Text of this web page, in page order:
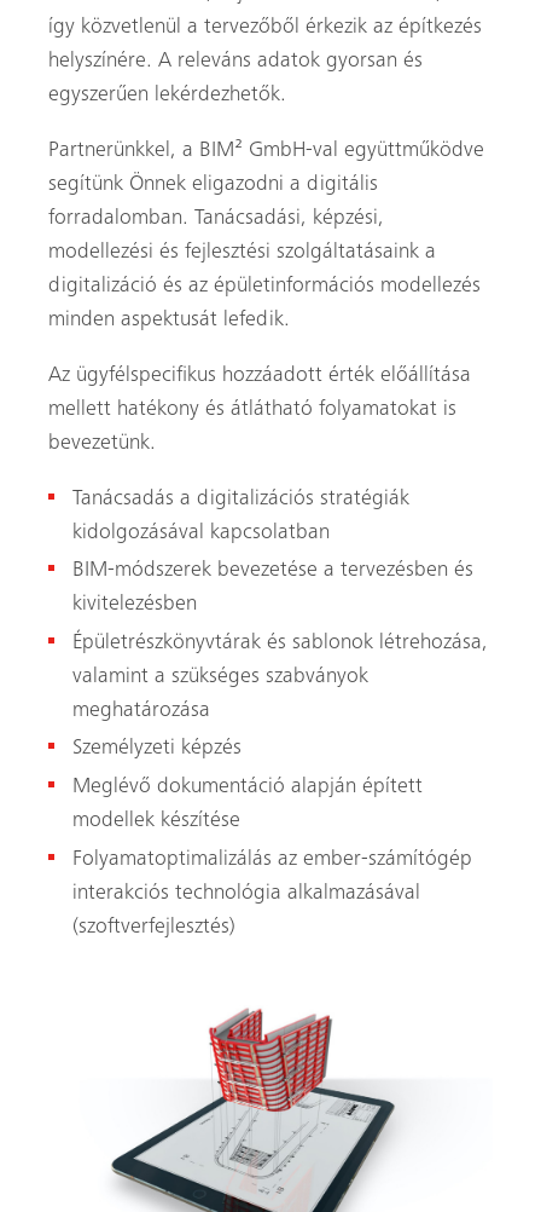
így közvetlenül a tervezőből érkezik az építkezés
helyszínére. A releváns adatok gyorsan és
egyszerűen lekérdezhetők.
Partnerünkkel, a BIM² GmbH-val együttműködve
segítünk Önnek eligazodni a digitális
forradalomban. Tanácsadási, képzési,
modellezési és fejlesztési szolgáltatásaink a
digitalizáció és az épületinformációs modellezés
minden aspektusát lefedik.
Az ügyfélspecifikus hozzáadott érték előállítása
mellett hatékony és átlátható folyamatokat is
bevezetünk.
Tanácsadás a digitalizációs stratégiák
kidolgozásával kapcsolatban
BIM-módszerek bevezetése a tervezésben és
kivitelezésben
Épületrészkönyvtárak és sablonok létrehozása,
valamint a szükséges szabványok
meghatározása
Személyzeti képzés
Meglévő dokumentáció alapján épített
modellek készítése
Folyamatoptimalizálás az ember-számítógép
interakciós technológia alkalmazásával
(szoftverfejlesztés)